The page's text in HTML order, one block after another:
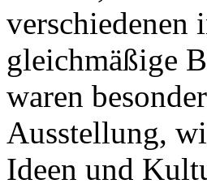
verschiedenen
gleichmäßige
waren
Ausstellung,
Ideen und